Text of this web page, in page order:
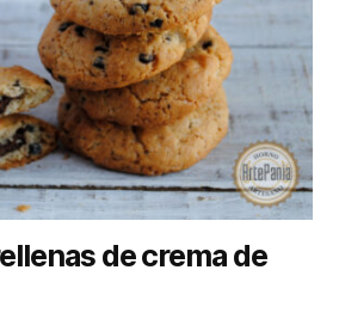
de crema de